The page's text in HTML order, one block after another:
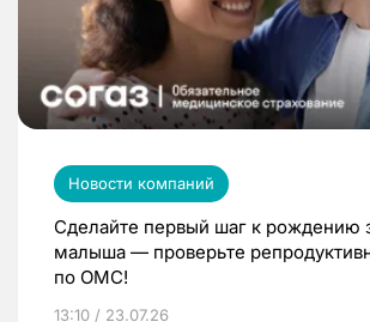
Новости компаний
Сделайте первый шаг к рождению
малыша — проверьте
по ОМС!
13:10 / 23.07.26